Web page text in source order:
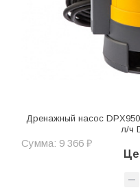
Дренажный насос
л/ч
Сумма: 9 366 ₽